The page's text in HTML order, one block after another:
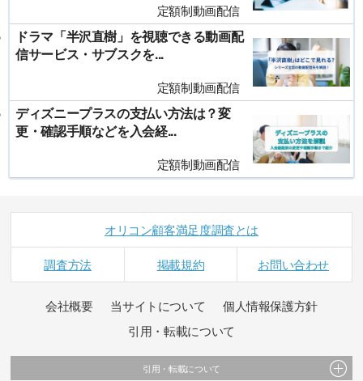
定額制動画配信
ドラマ「半沢直樹」を視聴できる動画配
信サービス・サブスクを...
定額制動画配信
ディズニープラスの支払い方法は？変
更・確認手順などを入会経...
定額制動画配信
オリコン顧客満足度調査とは
調査方法 掲載規約 お問い合わせ
会社概要 当サイトについて
個人情報保護方針
引用・転載について
引用・転載について